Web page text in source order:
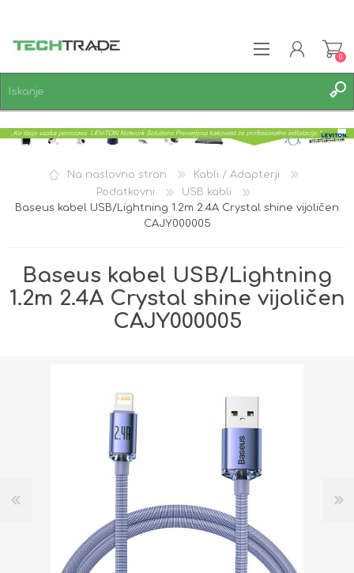
PRIJAVA
0
Na naslovno stran
Kabli / Adapterji
Podatkovni
USB kabli
Baseus kabel USB/Lightning 1.2m 2.4A Crystal shine vijoličen
CAJY000005
Baseus kabel USB/Lightning
1.2m 2.4A Crystal shine vijoličen
CAJY000005